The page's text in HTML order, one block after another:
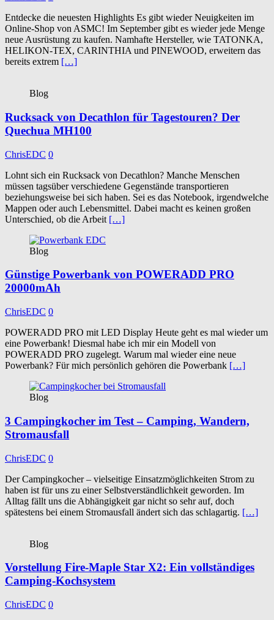
Entdecke die neuesten Highlights Es gibt wieder Neuigkeiten im
Online-Shop von ASMC! Im September gibt es wieder jede Menge
neue Ausrüstung zu kaufen. Namhafte Hersteller, wie TATONKA,
HELIKON-TEX, CARINTHIA und PINEWOOD, erweitern das
bereits extrem […]
Blog
Rucksack von Decathlon für Tagestouren? Der
Quechua MH100
ChrisEDC 0
Lohnt sich ein Rucksack von Decathlon? Manche Menschen
müssen tagsüber verschiedene Gegenstände transportieren
beziehungsweise bei sich haben. Sei es das Notebook, irgendwelche
Mappen oder auch Lebensmittel. Dabei macht es keinen großen
Unterschied, ob die Arbeit […]
Blog
Günstige Powerbank von POWERADD PRO
20000mAh
ChrisEDC 0
POWERADD PRO mit LED Display Heute geht es mal wieder um
eine Powerbank! Diesmal habe ich mir ein Modell von
POWERADD PRO zugelegt. Warum mal wieder eine neue
Powerbank? Für mich persönlich gehören die Powerbank […]
Blog
3 Campingkocher im Test – Camping, Wandern,
Stromausfall
ChrisEDC 0
Der Campingkocher – vielseitige Einsatzmöglichkeiten Strom zu
haben ist für uns zu einer Selbstverständlichkeit geworden. Im
Alltag fällt uns die Abhängigkeit gar nicht so sehr auf, doch
spätestens bei einem Stromausfall ändert sich das schlagartig. […]
Blog
Vorstellung Fire-Maple Star X2: Ein vollständiges
Camping-Kochsystem
ChrisEDC 0